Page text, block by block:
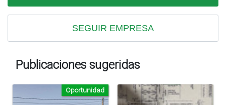
SEGUIR EMPRESA
Publicaciones sugeridas
Oportunidad